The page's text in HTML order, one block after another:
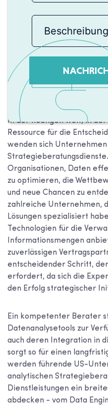
In der heutigen Welt, in
Ressource für die
wenden sich
Organisationen, Daten
zu optimieren, die
und neue Chancen zu
zahlreiche Unternehmen,
Lösungen spezialisiert
Technologien für die
Informationsmengen
zuverlässigen
entscheidender Schritt,
erfordert, da sich die
den Erfolg strategischer
Ein kompetenter Berater
Datenanalysetools zur
auch deren Integration in
sorgt so für einen
werden führende US-
analytischen
Dienstleistungen ein
abdecken - vom Data